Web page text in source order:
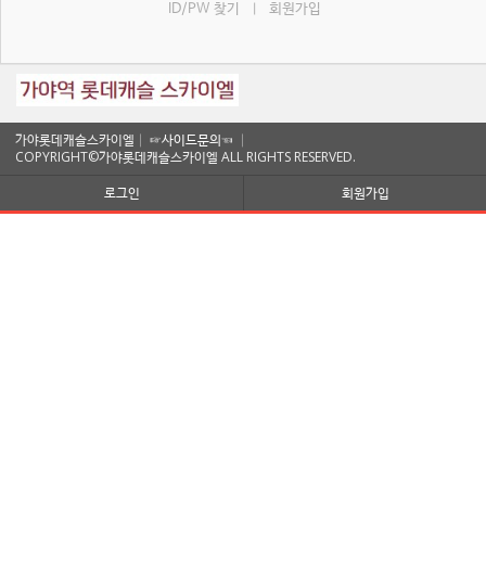
ID/PW 찾기 회원가입
가야롯데캐슬스카이엘│ ☞사이드문의☜ │
COPYRIGHT©가야롯데캐슬스카이엘 ALL RIGHTS RESERVED.
로그인
회원가입